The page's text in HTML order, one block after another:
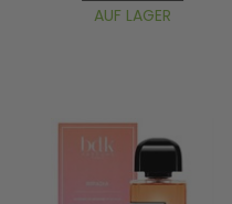
AUF LAGER